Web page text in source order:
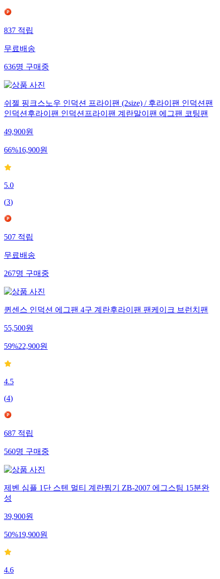
837적립
무료배송
636명구매중
쉬젤 핑크스노우 인덕션 프라이팬 (2size) / 후라이팬 인덕션팬
인덕션후라이팬 인덕션프라이팬 계란말이팬 에그팬 코팅팬
49,900원
66%16,900원
5.0
(3)
507적립
무료배송
267명구매중
퀸센스 인덕션 에그팬 4구 계란후라이팬 팬케이크 브런치팬
55,500원
59%22,900원
4.5
(4)
687적립
560명구매중
제벤 심플 1단 스텐 멀티 계란찜기 ZB-2007 에그스팀 15분완
성
39,900원
50%19,900원
4.6